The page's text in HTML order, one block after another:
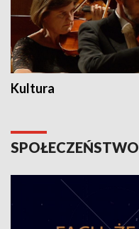
Kultura
SPOŁECZEŃSTWO